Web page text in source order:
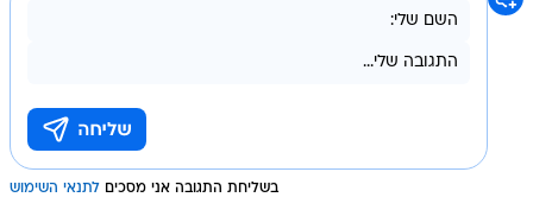
בשליחת התגובה אני מסכים לתנאי השימוש